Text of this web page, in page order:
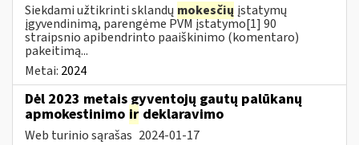
Siekdami užtikrinti sklandų mokesčių įstatymų
įgyvendinimą, parengėme PVM įstatymo[1] 90
straipsnio apibendrinto paaiškinimo (komentaro)
pakeitimą...
Metai: 2024
Dėl 2023 metais gyventojų gautų palūkanų
apmokestinimo ir deklaravimo
Web turinio sąrašas 2024-01-17